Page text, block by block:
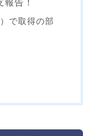
告！
で取得の部